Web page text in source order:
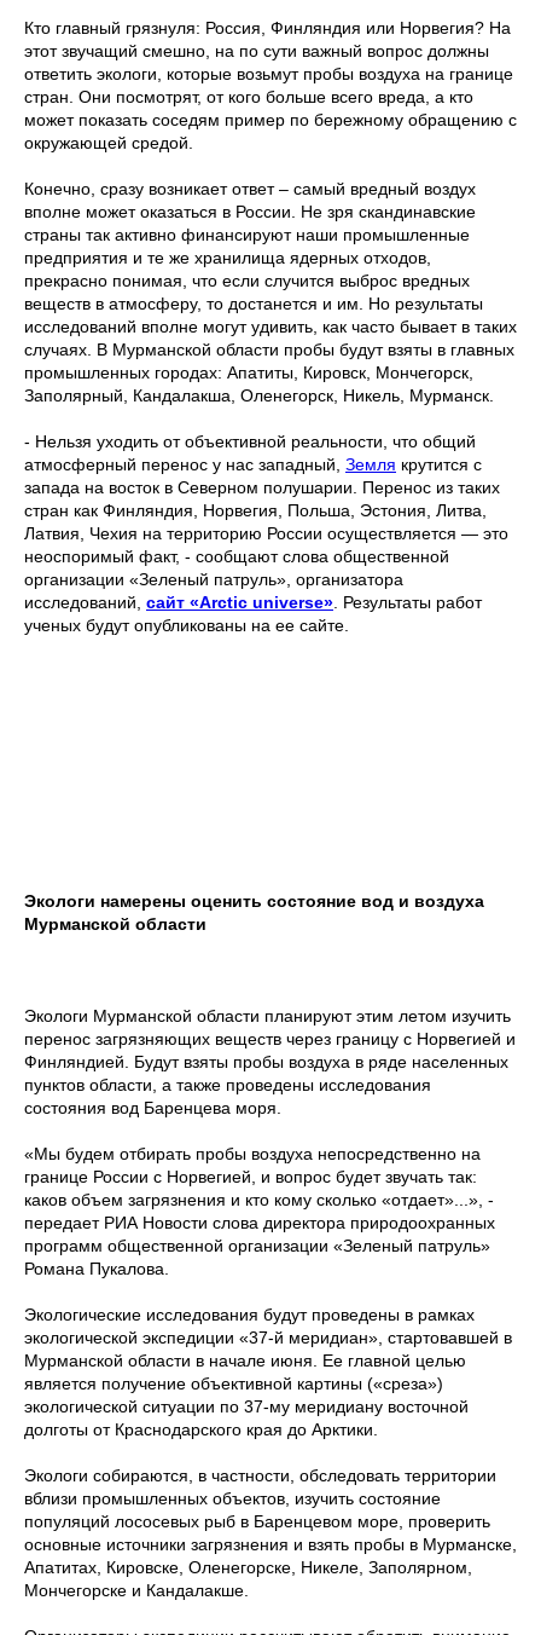
Кто главный грязнуля: Россия, Финляндия или Норвегия? На
этот звучащий смешно, на по сути важный вопрос должны
ответить экологи, которые возьмут пробы воздуха на границе
стран. Они посмотрят, от кого больше всего вреда, а кто
может показать соседям пример по бережному обращению с
окружающей средой.
Конечно, сразу возникает ответ – самый вредный воздух
вполне может оказаться в России. Не зря скандинавские
страны так активно финансируют наши промышленные
предприятия и те же хранилища ядерных отходов,
прекрасно понимая, что если случится выброс вредных
веществ в атмосферу, то достанется и им. Но результаты
исследований вполне могут удивить, как часто бывает в таких
случаях. В Мурманской области пробы будут взяты в главных
промышленных городах: Апатиты, Кировск, Мончегорск,
Заполярный, Кандалакша, Оленегорск, Никель, Мурманск.
- Нельзя уходить от объективной реальности, что общий
атмосферный перенос у нас западный, Земля крутится с
запада на восток в Северном полушарии. Перенос из таких
стран как Финляндия, Норвегия, Польша, Эстония, Литва,
Латвия, Чехия на территорию России осуществляется — это
неоспоримый факт, - сообщают слова общественной
организации «Зеленый патруль», организатора
исследований, сайт «Arctic universe» . Результаты работ
ученых будут опубликованы на ее сайте.
Экологи намерены оценить состояние вод и воздуха
Мурманской области
Экологи Мурманской области планируют этим летом изучить
перенос загрязняющих веществ через границу с Норвегией и
Финляндией. Будут взяты пробы воздуха в ряде населенных
пунктов области, а также проведены исследования
состояния вод Баренцева моря.
«Мы будем отбирать пробы воздуха непосредственно на
границе России с Норвегией, и вопрос будет звучать так:
каков объем загрязнения и кто кому сколько «отдает»...», -
передает РИА Новости слова директора природоохранных
программ общественной организации «Зеленый патруль»
Романа Пукалова.
Экологические исследования будут проведены в рамках
экологической экспедиции «37-й меридиан», стартовавшей в
Мурманской области в начале июня. Ее главной целью
является получение объективной картины («среза»)
экологической ситуации по 37-му меридиану восточной
долготы от Краснодарского края до Арктики.
Экологи собираются, в частности, обследовать территории
вблизи промышленных объектов, изучить состояние
популяций лососевых рыб в Баренцевом море, проверить
основные источники загрязнения и взять пробы в Мурманске,
Апатитах, Кировске, Оленегорске, Никеле, Заполярном,
Мончегорске и Кандалакше.